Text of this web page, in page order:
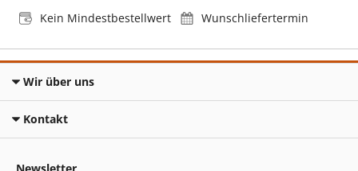
Kein Mindestbestellwert
Wunschliefertermin
Wir über uns
Kontakt
Newsletter